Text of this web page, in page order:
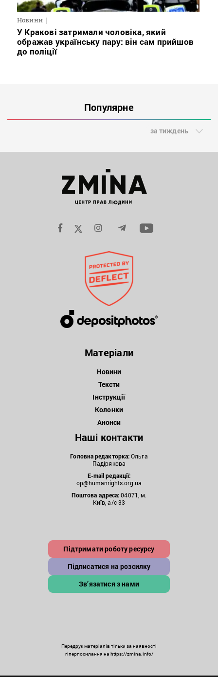
Новини
У Кракові затримали чоловіка, який
ображав українську пару: він сам прийшов
до поліції
Популярне
за тиждень
Матеріали
Новини
Тексти
Інструкції
Колонки
Анонси
Наші контакти
Головна редакторка:Ольга
Падірякова
E-mail редакції:
op@humanrights.org.ua
Поштова адреса:04071, м.
Київ, а/с 33
Підтримати роботу ресурсу
Підписатися на розсилку
Зв’язатися з нами
Передрук матеріалів тільки за наявності
гіперпосилання на https://zmina.info/